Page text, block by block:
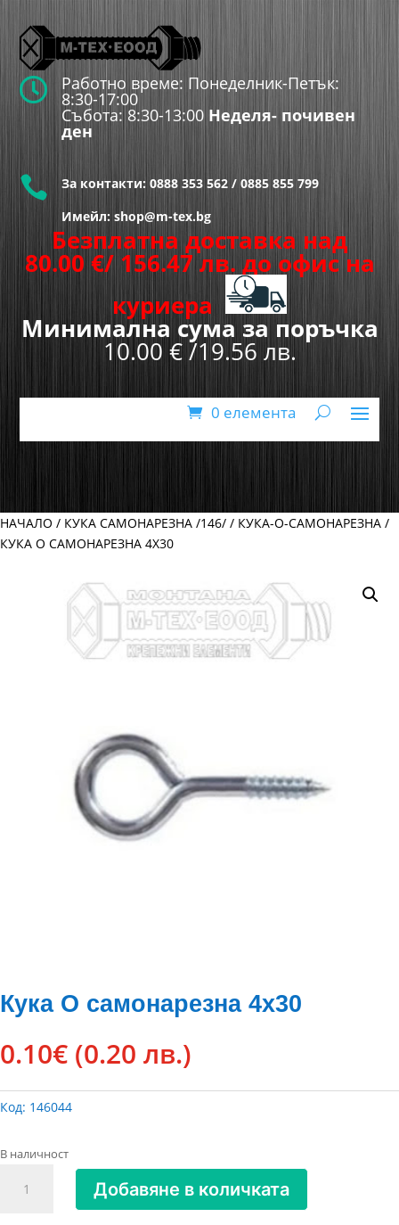
 Работно време: Понеделник-Петък:
8:30-17:00
Събота: 8:30-13:00 Неделя- почивен
ден
 За контакти: 0888 353 562 / 0885 855 799
Имейл: shop@m-tex.bg
Безплатна доставка над
80.00 €/ 156.47 лв. до офис на
куриера
Минимална сума за поръчка
10.00 € /19.56 лв.
0 елемента
НАЧАЛО / КУКА САМОНАРЕЗНА /146/ / КУКА-О-САМОНАРЕЗНА /
КУКА O САМОНАРЕЗНА 4Х30
Кука O самонарезна 4х30
0.10€ (0.20 лв.)
Код: 146044
В наличност
Добавяне в количката